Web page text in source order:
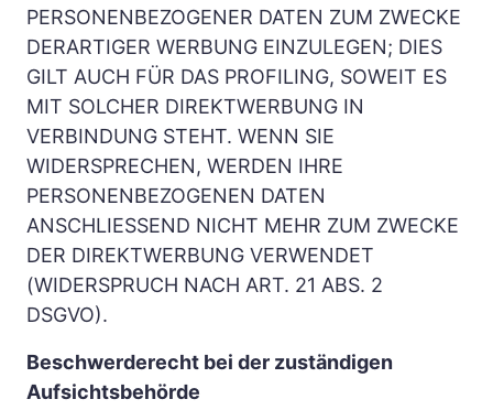
PERSONENBEZOGENER DATEN ZUM ZWECKE
DERARTIGER WERBUNG EINZULEGEN; DIES
GILT AUCH FÜR DAS PROFILING, SOWEIT ES
MIT SOLCHER DIREKTWERBUNG IN
VERBINDUNG STEHT. WENN SIE
WIDERSPRECHEN, WERDEN IHRE
PERSONENBEZOGENEN DATEN
ANSCHLIESSEND NICHT MEHR ZUM ZWECKE
DER DIREKTWERBUNG VERWENDET
(WIDERSPRUCH NACH ART. 21 ABS. 2
DSGVO).
Beschwerderecht bei der zuständigen
Aufsichtsbehörde